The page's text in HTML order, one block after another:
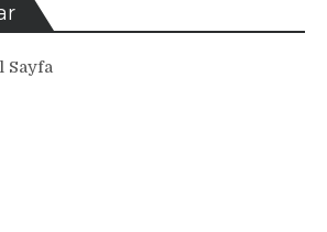
Sayfa